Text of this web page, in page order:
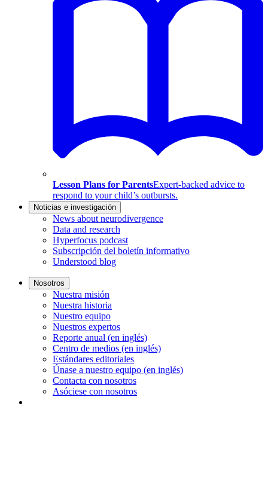
Lesson Plans for ParentsExpert-backed advice to
respond to your child’s outbursts.
Noticias e investigación
News about neurodivergence
Data and research
Hyperfocus podcast
Subscripción del boletín informativo
Understood blog
Nosotros
Nuestra misión
Nuestra historia
Nuestro equipo
Nuestros expertos
Reporte anual (en inglés)
Centro de medios (en inglés)
Estándares editoriales
Únase a nuestro equipo (en inglés)
Contacta con nosotros
Asóciese con nosotros